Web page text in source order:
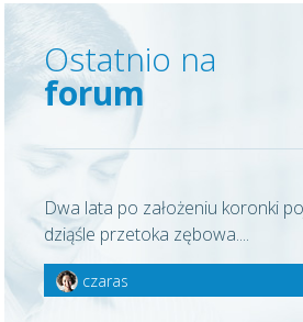
Ostatnio na
forum
Dwa lata po założeniu koronki
dziąśle przetoka zębowa....
czaras